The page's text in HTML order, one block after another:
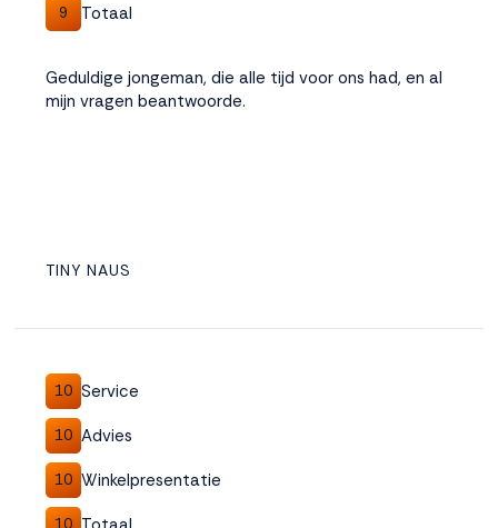
9 Totaal
Geduldige jongeman, die alle tijd voor ons had, en al
mijn vragen beantwoorde.
TINY NAUS
10 Service
10 Advies
10 Winkelpresentatie
10